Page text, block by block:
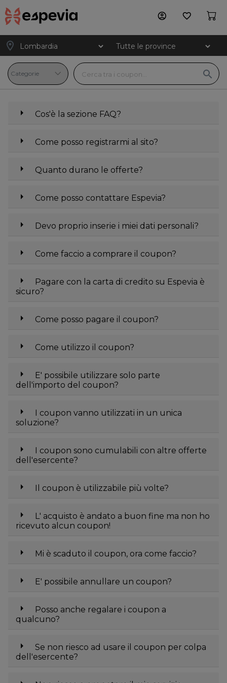
search
account_circle favorite_border
location_on
arrow_right Cos'è la sezione FAQ?
arrow_right Come posso registrarmi al sito?
arrow_right Quanto durano le offerte?
arrow_right Come posso contattare Espevia?
arrow_right Devo proprio inserie i miei dati personali?
arrow_right Come faccio a comprare il coupon?
arrow_right
Pagare con la carta di credito su Espevia è
sicuro?
arrow_right Come posso pagare il coupon?
arrow_right Come utilizzo il coupon?
arrow_right
E' possibile utilizzare solo parte
dell'importo del coupon?
arrow_right
I coupon vanno utilizzati in un unica
soluzione?
arrow_right
I coupon sono cumulabili con altre offerte
dell'esercente?
arrow_right Il coupon è utilizzabile più volte?
arrow_right
L' acquisto è andato a buon fine ma non ho
ricevuto alcun coupon!
arrow_right Mi è scaduto il coupon, ora come faccio?
arrow_right E' possibile annullare un coupon?
arrow_right
Posso anche regalare i coupon a
qualcuno?
arrow_right
Se non riesco ad usare il coupon per colpa
dell'esercente?